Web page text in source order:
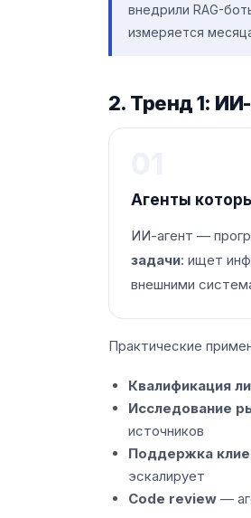
внедрили RAG-
измеряется
2. Тренд 1:
Агенты
ИИ-агент —
задачи: ищет
внешними
Практические
Квалификация
Исследование
источников
Поддержка
эскалирует
Code review —